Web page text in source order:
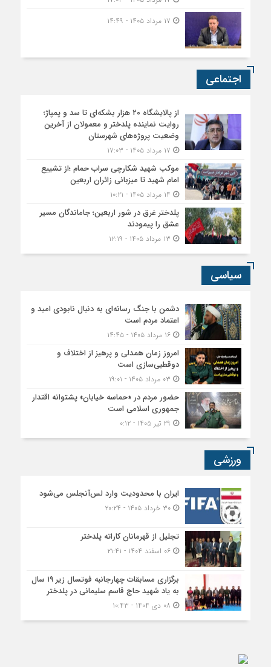
اجتماعی
از پالایشگاه ۲۰ هزار بشکه‌ای تا سد و پمپاژ؛
روایت نماینده پلدختر و معمولان از آخرین
وضعیت پروژه‌های شهرستان
موکب شهید شکارچی سراب حمام ؛از تشییع
امام شهید تا میزبانی زائران اربعین
پلدختر غرق در شور اربعین؛ جاماندگان مسیر
عشق را پیمودند
سیاسی
دشمن با جنگ رسانه‌ای به دنبال نابودی امید و
اعتماد مردم است
۱۶ مرداد ۱۴۰۵ - ۱۴:۴۵
امروز زمان همدلی و پرهیز از اختلاف و
دوقطبی‌سازی است
حضور مردم در «حماسه خیابان» پشتوانه اقتدار
جمهوری اسلامی است
ورزشی
ایران با محدودیت وارد لس‌آنجلس می‌شود
۳۰ خرداد ۱۴۰۵ - ۲۰:۲۴
تجلیل از قهرمانان کاراته پلدختر
۰۶ اسفند ۱۴۰۴ - ۲۱:۴۱
برگزاری مسابقات چهارجانبه فوتسال زیر ۱۹ سال
به یاد شهید حاج قاسم سلیمانی در پلدختر